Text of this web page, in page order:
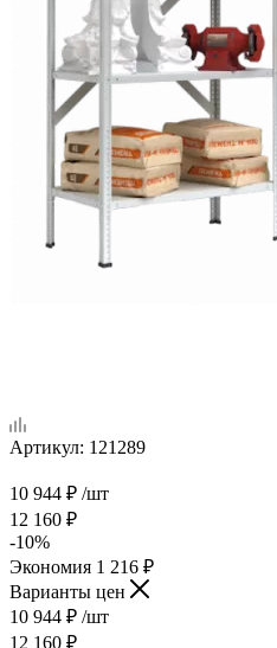
Артикул: 121289
10 944 ₽ /шт
12 160 ₽
-10%
Экономия 1 216 ₽
Варианты цен
10 944 ₽ /шт
12 160 ₽